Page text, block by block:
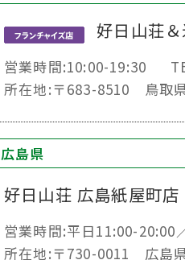
好日山荘
営業時間:10:00-19:30
所在地:〒683-8510 鳥取
広島県
好日山荘 広島紙屋町店
営業時間:平日11:00-20:00
所在地:〒730-0011 広島